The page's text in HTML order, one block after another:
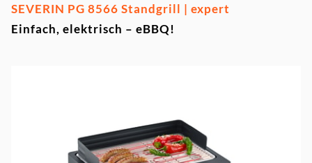
SEVERIN PG 8566 Standgrill | expert
Einfach, elektrisch – eBBQ!